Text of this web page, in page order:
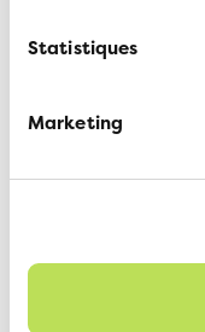
Statistiques
Marketing
CONTACT